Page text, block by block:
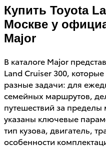
Купить Toyota
Москве у
Major
В каталоге Major
Land Cruiser 300,
разные задачи: для
семейных маршрутов,
путешествий за пределы
указаны ключевые
тип кузова, двигатель,
особенности